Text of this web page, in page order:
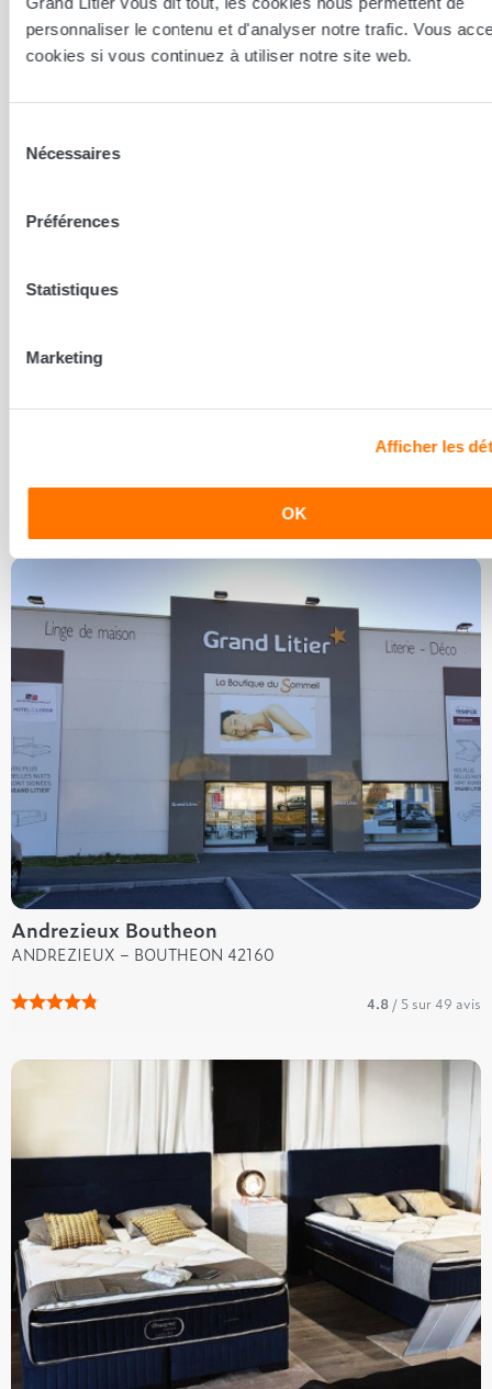
personnaliser le contenu et d'analyser notre trafic. Vous
cookies si vous continuez à utiliser notre site web.
Nécessaires
Préférences
Statistiques
Marketing
Afficher les
OK
Andrezieux Boutheon
ANDREZIEUX – BOUTHEON 42160
4.8 / 5 sur 49 avis